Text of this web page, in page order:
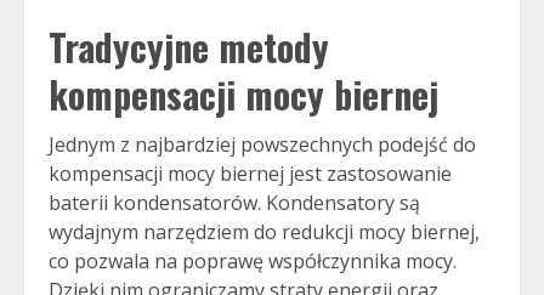
Tradycyjne metody
kompensacji mocy biernej
Jednym z najbardziej powszechnych podejść do
kompensacji mocy biernej jest zastosowanie
baterii kondensatorów. Kondensatory są
wydajnym narzędziem do redukcji mocy biernej,
co pozwala na poprawę współczynnika mocy.